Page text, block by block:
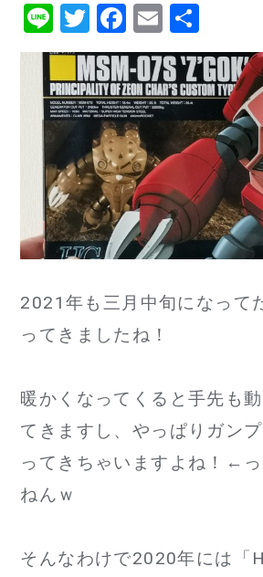
Li
n
e
T
w
it
te
r
F
a
c
e
b
o
o
k
E
m
ai
l
有
2021年も三月中旬になって
ってきましたね！
暖かくなってくると手先も
てきますし、やっぱりガン
ってきちゃいますよね！←
ねんｗ
そんなわけで2020年には「